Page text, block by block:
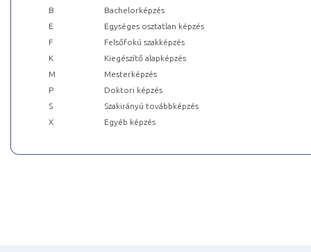
B
Bachelorképzés
E
Egységes osztatlan képzés
F
Felsőfokú szakképzés
K
Kiegészítő alapképzés
M
Mesterképzés
P
Doktori képzés
S
Szakirányú továbbképzés
X
Egyéb képzés